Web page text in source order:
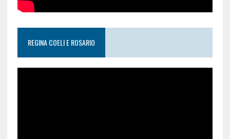
REGINA COELI E ROSARIO